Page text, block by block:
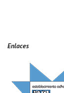
Enlaces